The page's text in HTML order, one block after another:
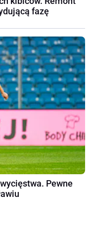
fazę
Pewne